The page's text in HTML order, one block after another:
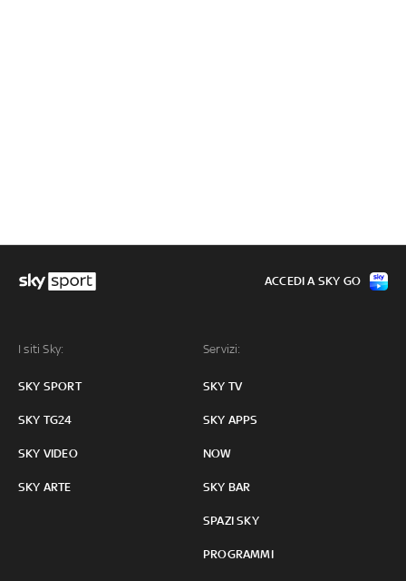
I siti Sky:
SKY SPORT
SKY TG24
SKY VIDEO
SKY ARTE
Servizi:
SKY TV
SKY APPS
NOW
SKY BAR
SPAZI SKY
PROGRAMMI
ACCEDI A SKY GO